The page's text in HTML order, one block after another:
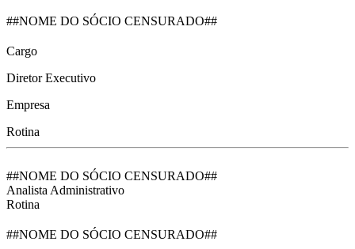
##NOME DO SÓCIO CENSURADO##
Cargo
Diretor Executivo
Empresa
Rotina
##NOME DO SÓCIO CENSURADO##
Analista Administrativo
Rotina
##NOME DO SÓCIO CENSURADO##